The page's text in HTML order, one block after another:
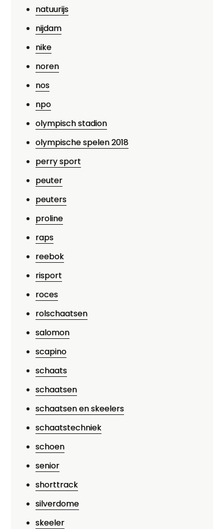
natuurijs
nijdam
nike
noren
nos
npo
olympisch stadion
olympische spelen 2018
perry sport
peuter
peuters
proline
raps
reebok
risport
roces
rolschaatsen
salomon
scapino
schaats
schaatsen
schaatsen en skeelers
schaatstechniek
schoen
senior
shorttrack
silverdome
skeeler